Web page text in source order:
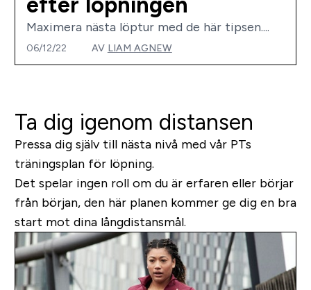
Maximera nästa löptur med de här tipsen....
06/12/22 AV LIAM AGNEW
Ta dig igenom distansen
Pressa dig själv till nästa nivå med vår PTs
träningsplan för löpning.
Det spelar ingen roll om du är erfaren eller börjar
från början, den här planen kommer ge dig en bra
start mot dina långdistansmål.